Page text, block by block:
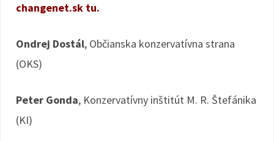
changenet.sk tu.
Ondrej Dostál, Občianska konzervatívna strana
(OKS)
Peter Gonda, Konzervatívny inštitút M. R. Štefánika
(KI)